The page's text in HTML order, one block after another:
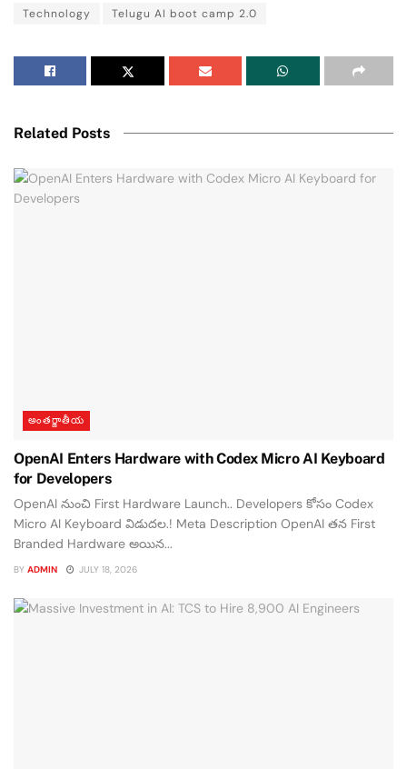
Technology
Telugu AI boot camp 2.0
Related Posts
అంతర్జాతీయ
OpenAI Enters Hardware with Codex Micro AI Keyboard
for Developers
OpenAI నుంచి First Hardware Launch.. Developers కోసం Codex
Micro AI Keyboard విడుదల.! Meta Description OpenAI తన First
Branded Hardware అయిన...
BY ADMIN JULY 18, 2026